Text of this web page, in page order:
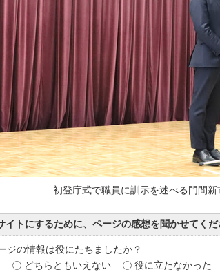
初登庁式で職員に訓示を述べる門間新
イトにするために、ページの感想を聞かせてく
ジの情報は役にたちましたか？
どちらともいえない 役に立たなかった